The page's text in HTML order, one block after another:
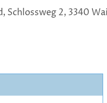
Schlossweg 2, 3340